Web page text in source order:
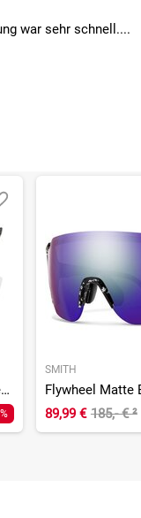
war sehr schnell....
Glendale Soft Tact Black / Smoke Lens
SMITH
89,99 € 185,- €²